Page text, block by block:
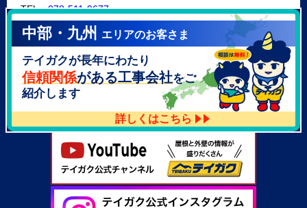
TEL：078-511-9677
テイガク泉北・泉南店
大阪府泉北郡忠岡町高月南3-14
TEL：072-521-2637
中部・九州 エリアのお客さま
テイガクが長年にわたり
信頼関係がある工事会社をご
紹介します
詳しくはこちら